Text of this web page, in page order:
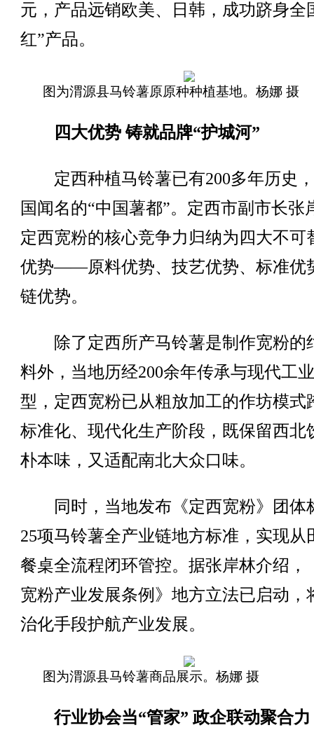
元，产品远销欧美、日韩，成功跻身全
红”产品。
图为渭源县马铃薯原原种种植基地。杨娜 摄
四大优势 铸就品牌“护城河”
定西种植马铃薯已有200多年历史
国闻名的“中国薯都”。定西市副市长张
定西宽粉的核心竞争力归纳为四大不可
优势——原料优势、技艺优势、标准优
链优势。
除了定西所产马铃薯是制作宽粉的
料外，当地历经200余年传承与现代工
型，定西宽粉已从粗放加工的作坊模式
标准化、现代化生产阶段，既保留西北
朴本味，又适配南北大众口味。
同时，当地发布《定西宽粉》团体
25项马铃薯全产业链地方标准，实现从
餐桌全流程闭环管控。据张岸林介绍，
宽粉产业发展条例》地方立法已启动，
治化手段护航产业发展。
图为渭源县马铃薯商品展示。杨娜 摄
行业协会当“管家” 政企联动聚合力